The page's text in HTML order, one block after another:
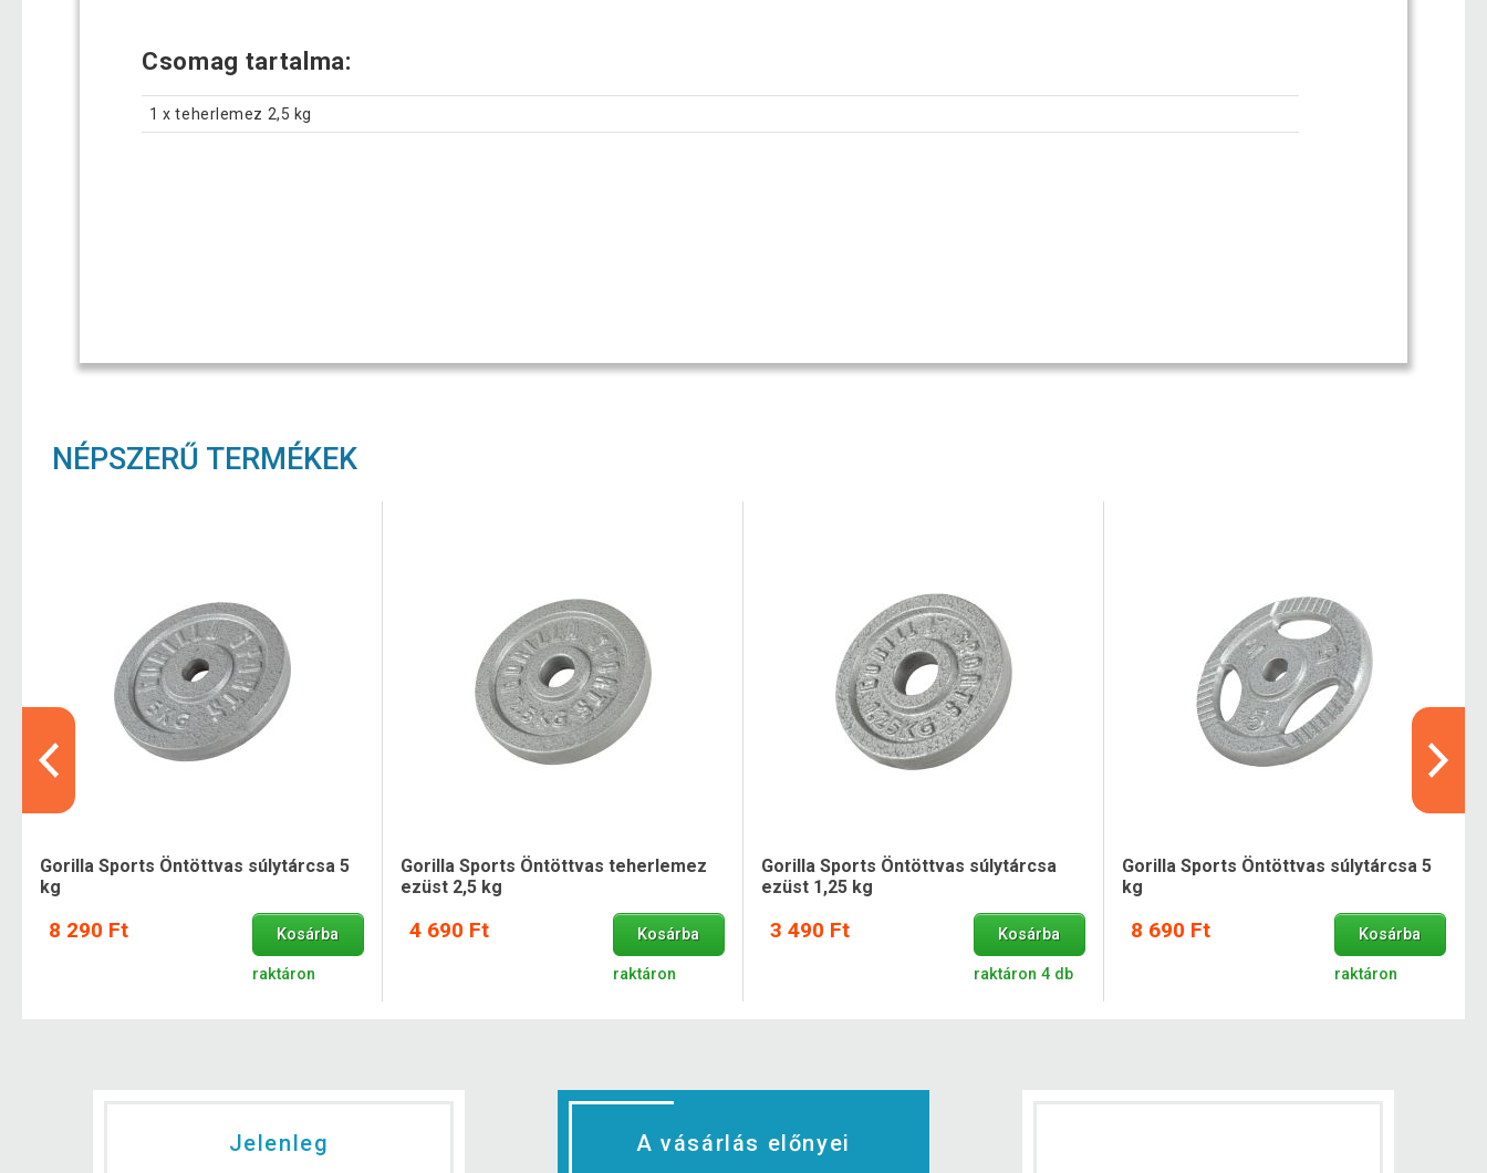
Csomag tartalma:
1 x teherlemez 2,5 kg
NÉPSZERŰ TERMÉKEK
Gorilla Sports Öntöttvas súlytárcsa 5
kg
8 290 Ft Kosárba
raktáron
Gorilla Sports Öntöttvas teherlemez
ezüst 2,5 kg
4 690 Ft Kosárba
raktáron
Gorilla Sports Öntöttvas súlytárcsa
ezüst 1,25 kg
3 490 Ft Kosárba
raktáron 4 db
Gorilla Sports Öntöttvas súlytárcsa 5
kg
8 690 Ft Kosárba
raktáron
Jelenleg A vásárlás előnyei